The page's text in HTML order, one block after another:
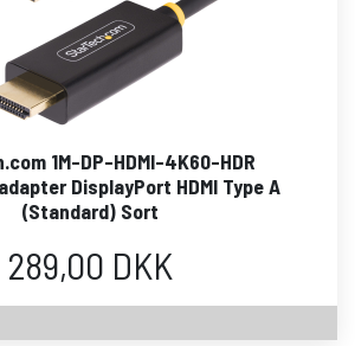
1M-DP-HDMI-4K60-HDR
DisplayPort HDMI Type A
(Standard) Sort
289,00 DKK